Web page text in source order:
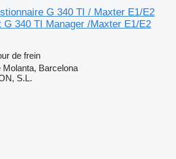
G 340 TI / Maxter E1/E2
G 340 TI Manager /Maxter E1/E2
de frein
Barcelona
S.L.